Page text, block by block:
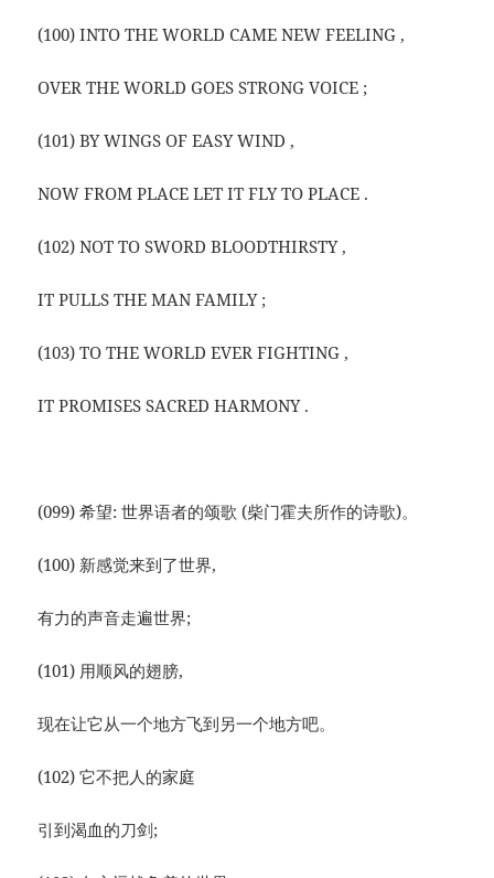
(100) INTO THE WORLD CAME NEW FEELING ,
OVER THE WORLD GOES STRONG VOICE ;
(101) BY WINGS OF EASY WIND ,
NOW FROM PLACE LET IT FLY TO PLACE .
(102) NOT TO SWORD BLOODTHIRSTY ,
IT PULLS THE MAN FAMILY ;
(103) TO THE WORLD EVER FIGHTING ,
IT PROMISES SACRED HARMONY .
(099) 希望: 世界语者的颂歌 (柴门霍夫所作的诗歌)。
(100) 新感觉来到了世界,
有力的声音走遍世界;
(101) 用顺风的翅膀,
现在让它从一个地方飞到另一个地方吧。
(102) 它不把人的家庭
引到渴血的刀剑;